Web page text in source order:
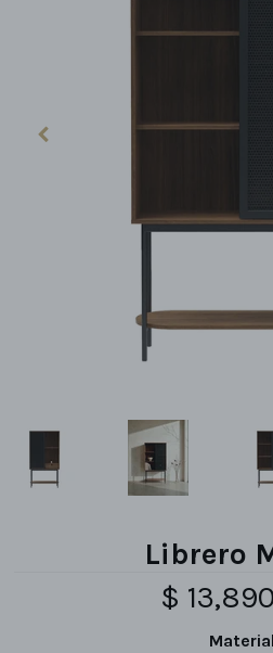
Librero
$
Material